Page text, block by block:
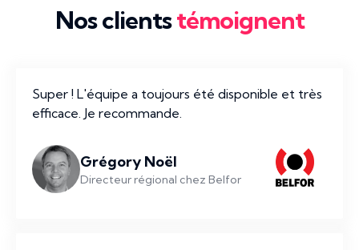
Nos clientstémoignent
Super ! L'équipe a toujours été disponible et très
efficace. Je recommande.
Grégory Noël
Directeur régional chez Belfor